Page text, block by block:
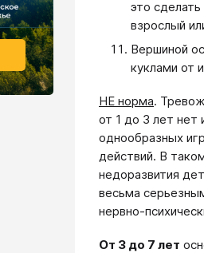
это
взрослый
Вершиной
куклами от
НЕ норма.
от 1 до 3 лет нет
однообразных
действий. В
недоразвития
весьма
нервно-
От 3 до 7 лет